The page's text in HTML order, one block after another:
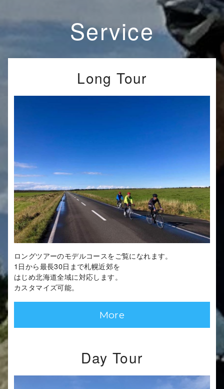
Service
Long Tour
ロングツアーのモデルコースをご覧になれます。
1日から最長30日まで札幌近郊を
はじめ北海道全域に対応します。
カスタマイズ可能。
More
Day Tour